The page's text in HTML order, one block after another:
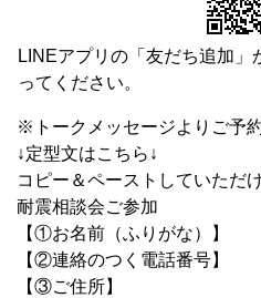
LINEアプリの「友だち追加」
ってください。
※トークメッセージよりご予約
↓定型文はこちら↓
コピー＆ペーストしていただ
耐震相談会ご参加
【①お名前（ふりがな）】
【②連絡のつく電話番号】
【③ご住所】